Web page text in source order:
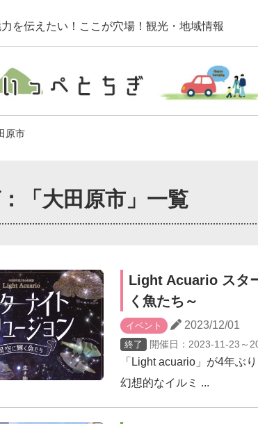
を伝えたい！ ここが穴場！観光・地域情報
原市
「大田原市」一覧
Light Acuario スタ
く魚たち～
イベント 2023/12/01
終了 開催日： 2023-11-23～
「Light acuario」が4年ぶ
幻想的なイルミ ...